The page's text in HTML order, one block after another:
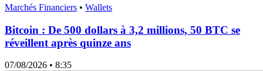
Marchés Financiers • Wallets
Bitcoin : De 500 dollars à 3,2 millions, 50 BTC se
réveillent après quinze ans
07/08/2026 • 8:35